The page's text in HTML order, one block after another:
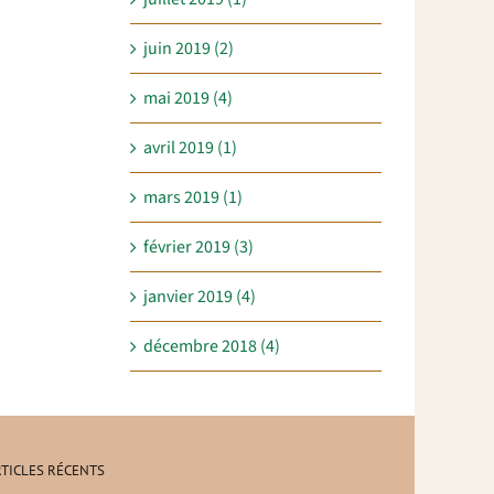
juin 2019 (2)
mai 2019 (4)
avril 2019 (1)
mars 2019 (1)
février 2019 (3)
janvier 2019 (4)
décembre 2018 (4)
RÉCENTS